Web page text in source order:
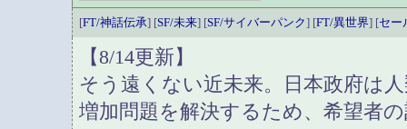
[FT/神話伝承] [SF/未来] [SF/サイバーパンク] [FT/異世界] [セー
【8/14更新】
そう遠くない近未来。日本政府は
増加問題を解決するため、希望者